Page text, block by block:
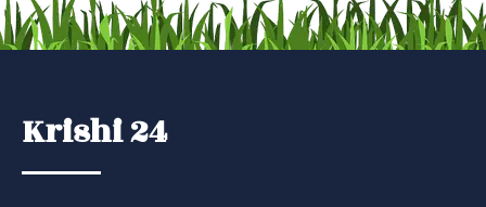
Krishi 24